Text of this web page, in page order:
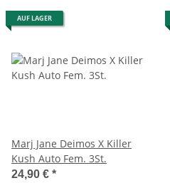
AUF LAGER
Marj Jane Deimos X Killer
Kush Auto Fem. 3St.
24,90 € *